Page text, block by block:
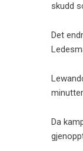
skudd
Det
Da